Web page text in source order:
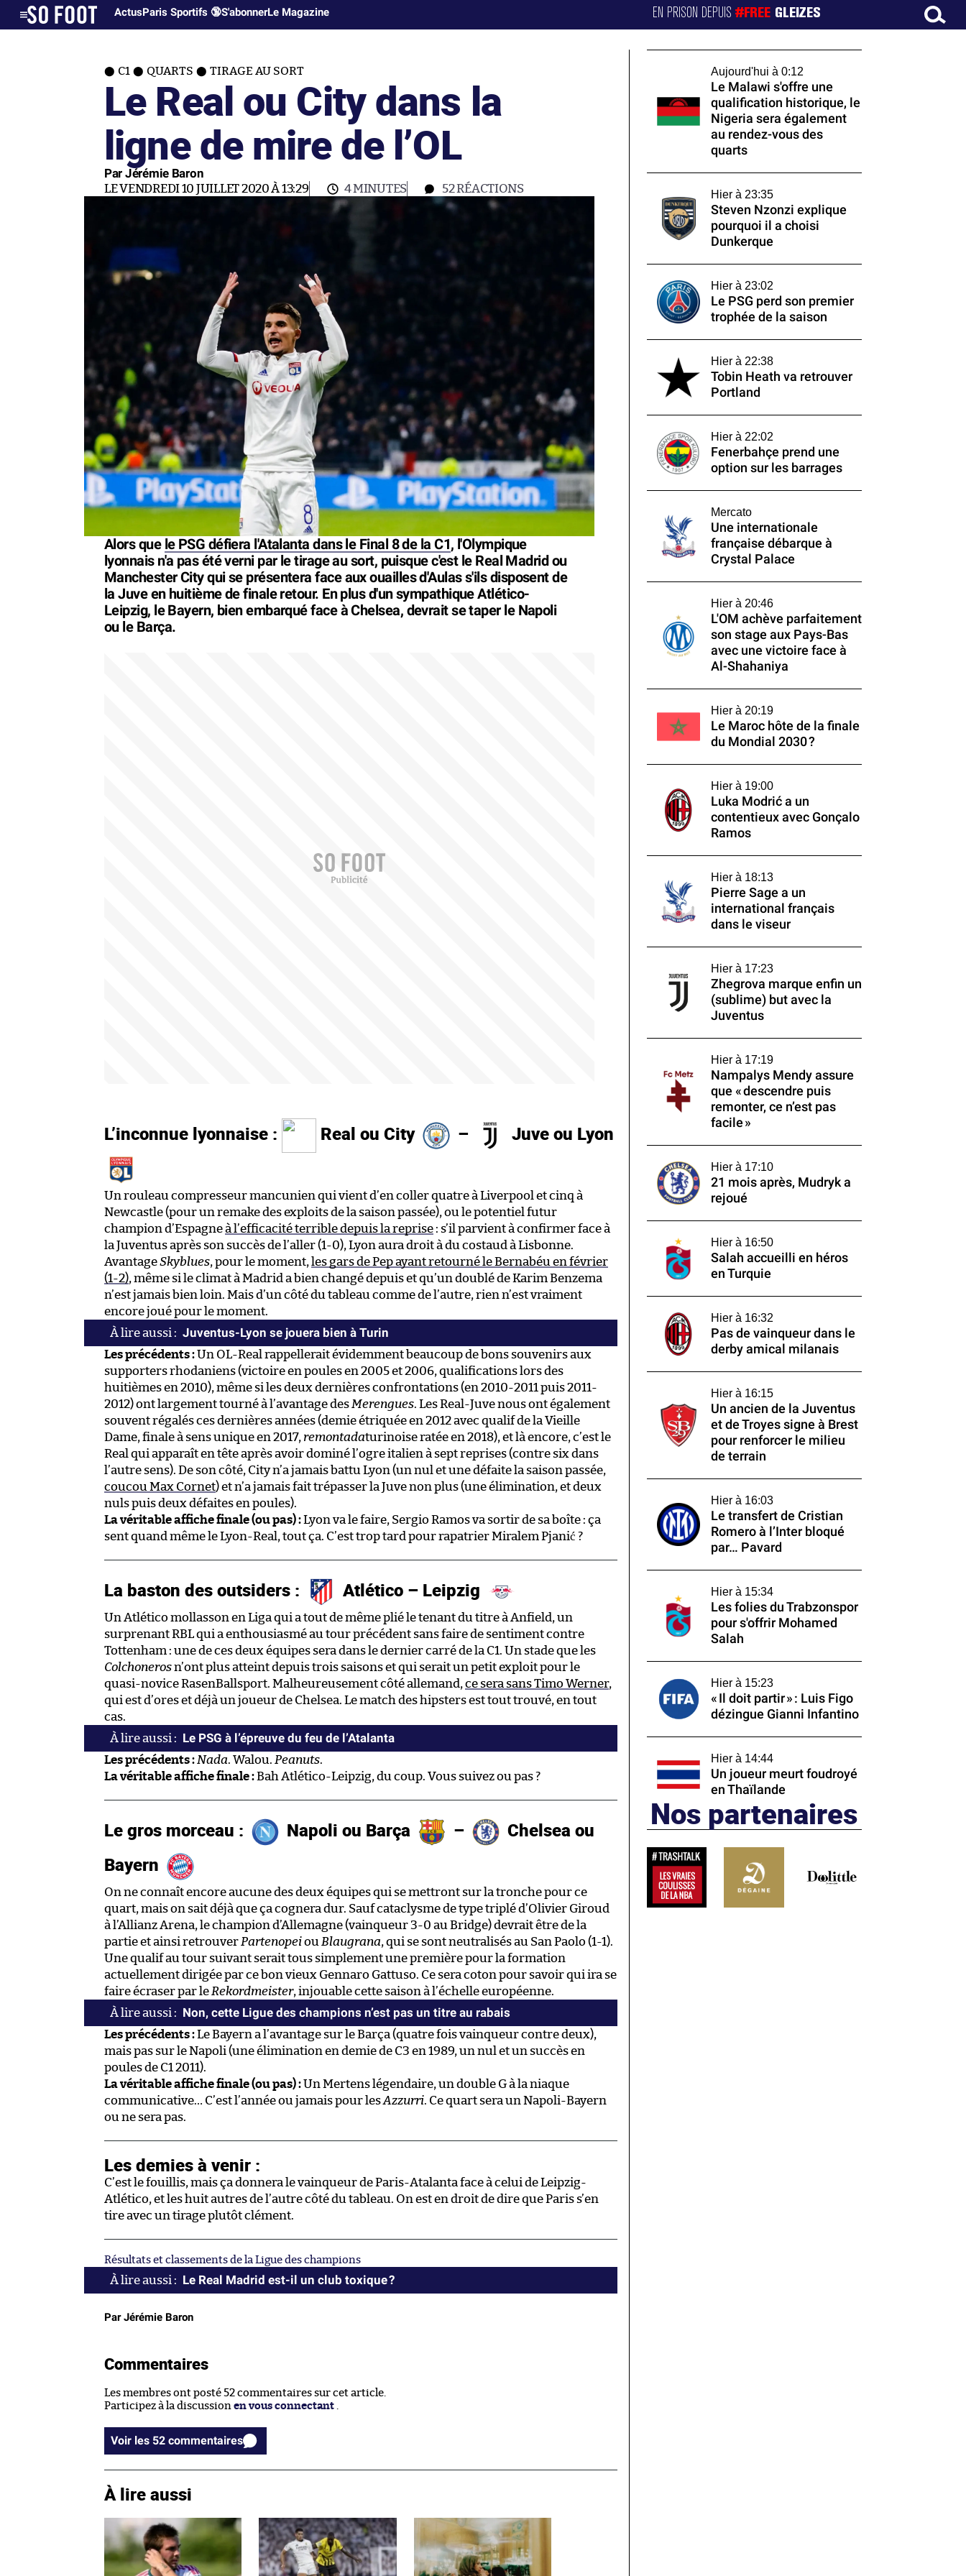
ActusParis Sportifs 🔞S'abonnerLe Magazine EN PRISON DEPUIS#FREE GLEIZES
C1 QUARTS TIRAGE AU SORT
Le Real ou City dans la
ligne de mire de l’OL
Par Jérémie Baron
LE VENDREDI 10 JUILLET 2020 À 13:29 4 MINUTES 52RÉACTIONS
Alors que le PSG défiera l'Atalanta dans le Final 8 de la C1, l'Olympique
lyonnais n'a pas été verni par le tirage au sort, puisque c'est le Real Madrid ou
Manchester City qui se présentera face aux ouailles d'Aulas s'ils disposent de
la Juve en huitième de finale retour. En plus d'un sympathique Atlético-
Leipzig, le Bayern, bien embarqué face à Chelsea, devrait se taper le Napoli
ou le Barça.
L’inconnue lyonnaise : Real ou City – Juve ou Lyon
Un rouleau compresseur mancunien qui vient d’en coller quatre à Liverpool et cinq à
Newcastle (pour un remake des exploits de la saison passée), ou le potentiel futur
champion d’Espagneà l’efficacité terrible depuis la reprise : s’il parvient à confirmer face à
la Juventus après son succès de l’aller (1-0), Lyon aura droit à du costaud à Lisbonne.
AvantageSkyblues, pour le moment, les gars de Pep ayant retourné le Bernabéu en février
(1-2), même si le climat à Madrid a bien changé depuis et qu’un doublé de Karim Benzema
n’est jamais bien loin. Mais d’un côté du tableau comme de l’autre, rien n’est vraiment
encore joué pour le moment.
Juventus-Lyon se jouera bien à Turin
Les précédents :Un OL-Real rappellerait évidemment beaucoup de bons souvenirs aux
supporters rhodaniens (victoire en poules en 2005 et 2006, qualifications lors des
huitièmes en 2010), même si les deux dernières confrontations (en 2010-2011 puis 2011-
2012) ont largement tourné à l’avantage des Merengues. Les Real-Juve nous ont également
souvent régalés ces dernières années (demie étriquée en 2012 avec qualif de la Vieille
Dame, finale à sens unique en 2017, remontadaturinoise ratée en 2018), et là encore, c’est le
Real qui apparaît en tête après avoir dominé l’ogre italien à sept reprises (contre six dans
l’autre sens). De son côté, City n’a jamais battu Lyon (un nul et une défaite la saison passée,
coucou Max Cornet) et n’a jamais fait trépasser la Juve non plus (une élimination, et deux
nuls puis deux défaites en poules).
La véritable affiche finale (ou pas) :Lyon va le faire, Sergio Ramos va sortir de sa boîte : ça
sent quand même le Lyon-Real, tout ça. C’est trop tard pour rapatrier Miralem Pjanić ?
La baston des outsiders : Atlético – Leipzig
Un Atlético mollasson en Liga qui a tout de même plié le tenant du titre à Anfield, un
surprenant RBL qui a enthousiasmé au tour précédent sans faire de sentiment contre
Tottenham : une de ces deux équipes sera dans le dernier carré de la C1. Un stade que les
Colchonerosn’ont plus atteint depuis trois saisons et qui serait un petit exploit pour le
quasi-novice RasenBallsport. Malheureusement côté allemand, ce sera sans Timo Werner,
qui est d’ores et déjà un joueur de Chelsea. Le match des hipsters est tout trouvé, en tout
cas.
Le PSG à l’épreuve du feu de l’Atalanta
Les précédents : Nada. Walou. Peanuts.
La véritable affiche finale :Bah Atlético-Leipzig, du coup. Vous suivez ou pas ?
Le gros morceau : Napoli ou Barça –
Chelsea ou
Bayern
On ne connaît encore aucune des deux équipes qui se mettront sur la tronche pour ce
quart, mais on sait déjà que ça cognera dur. Sauf cataclysme de type triplé d’Olivier Giroud
à l’Allianz Arena, le champion d’Allemagne (vainqueur 3-0 au Bridge) devrait être de la
partie et ainsi retrouver Partenopeiou Blaugrana, qui se sont neutralisés au San Paolo (1-1).
Une qualif au tour suivant serait tous simplement une première pour la formation
actuellement dirigée par ce bon vieux Gennaro Gattuso. Ce sera coton pour savoir qui ira se
faire écraser par le Rekordmeister, injouable cette saison à l’échelle européenne.
Non, cette Ligue des champions n’est pas un titre au rabais
Les précédents :Le Bayern a l’avantage sur le Barça (quatre fois vainqueur contre deux),
mais pas sur le Napoli (une élimination en demie de C3 en 1989, un nul et un succès en
poules de C1 2011).
La véritable affiche finale (ou pas) :Un Mertens légendaire, un double G à la niaque
communicative… C’est l’année ou jamais pour lesAzzurri. Ce quart sera un Napoli-Bayern
ou ne sera pas.
Les demies à venir :
C’est le fouillis, mais ça donnera le vainqueur de Paris-Atalanta face à celui de Leipzig-
Atlético, et les huit autres de l’autre côté du tableau. On est en droit de dire que Paris s’en
tire avec un tirage plutôt clément.
Résultats et classements de la Ligue des champions
Le Real Madrid est-il un club toxique ?
Par Jérémie Baron
Commentaires
Les membres ont posté 52 commentaires sur cet article.
Participez à la discussion en vous connectant
Voir les 52 commentaires
À lire aussi
Aujourd'hui à 0:12
Le Malawi s'offre une
qualification historique, le
Nigeria sera également
au rendez-vous des
quarts
Hier à 23:35
Steven Nzonzi explique
pourquoi il a choisi
Dunkerque
Hier à 23:02
Le PSG perd son premier
trophée de la saison
Hier à 22:38
Tobin Heath va retrouver
Portland
Hier à 22:02
Fenerbahçe prend une
option sur les barrages
Mercato
Une internationale
française débarque à
Crystal Palace
Hier à 20:46
L'OM achève parfaitement
son stage aux Pays-Bas
avec une victoire face à
Al-Shahaniya
Hier à 20:19
Le Maroc hôte de la finale
du Mondial 2030 ?
Hier à 19:00
Luka Modrić a un
contentieux avec Gonçalo
Ramos
Hier à 18:13
Pierre Sage a un
international français
dans le viseur
Hier à 17:23
Zhegrova marque enfin un
(sublime) but avec la
Juventus
Hier à 17:19
Nampalys Mendy assure
que « descendre puis
remonter, ce n’est pas
facile »
Hier à 17:10
21 mois après, Mudryk a
rejoué
Hier à 16:50
Salah accueilli en héros
en Turquie
Hier à 16:32
Pas de vainqueur dans le
derby amical milanais
Hier à 16:15
Un ancien de la Juventus
et de Troyes signe à Brest
pour renforcer le milieu
de terrain
Hier à 16:03
Le transfert de Cristian
Romero à l’Inter bloqué
par… Pavard
Hier à 15:34
Les folies du Trabzonspor
pour s'offrir Mohamed
Salah
Hier à 15:23
« Il doit partir » : Luis Figo
dézingue Gianni Infantino
Hier à 14:44
Un joueur meurt foudroyé
en Thaïlande
Nos partenaires